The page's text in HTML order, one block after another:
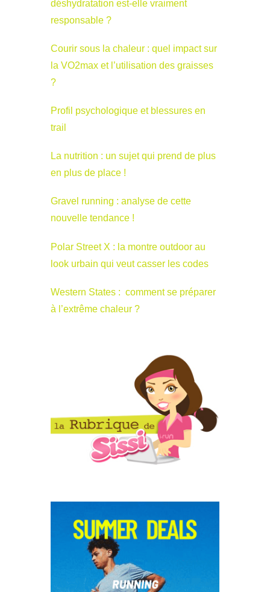
déshydratation est-elle vraiment
responsable ?
Courir sous la chaleur : quel impact sur
la VO2max et l’utilisation des graisses
?
Profil psychologique et blessures en
trail
La nutrition : un sujet qui prend de plus
en plus de place !
Gravel running : analyse de cette
nouvelle tendance !
Polar Street X : la montre outdoor au
look urbain qui veut casser les codes
Western States : comment se préparer
à l’extrême chaleur ?